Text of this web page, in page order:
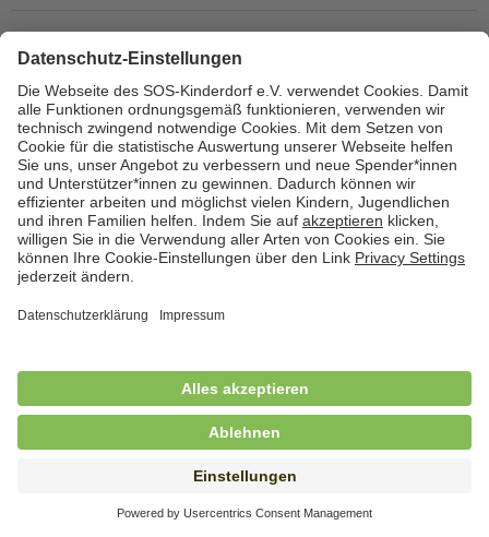
Hauswirtschafterin / Köchin (m/w/d) als
Ausbilderin (m/w/d) im Bereich
Nahrungszubereitung
in Vollzeit (38,5 Std./Wo.), SOS-Kinderdorf
Saarbrücken, Saarbrücken
Hauswirtschaftskraft (m/w/d)
in Teilzeit (mind. 20 - max. 30 Std./.Wo.), SOS-
Hauswirtschaftskraft (m/w/d)
in unbefristeter Anstellung, Teilzeit (20 Std./Wo.), SOS-
Kinderdorf Dortmund, Hagen